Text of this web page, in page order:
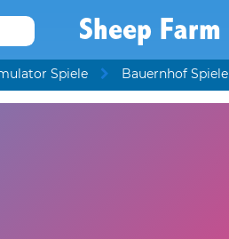
Sheep Farm
Spiele Bauernhof Spiele